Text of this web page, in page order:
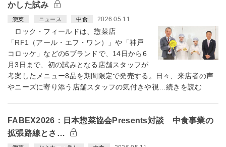
かした試み
惣菜 ニュース 中食 2026.05.11
ロック・フィールドは、惣菜店
「RF1（アール・エフ・ワン）」や「神戸
コロッケ」などの6ブランドで、14日から6
月3日まで、初の試みとなる店舗スタッフが
考案したメニュー8品を期間限定で発売する。日々、来店者の声
やニーズに寄り添う店舗スタッフの気付きや視…続きを読む
FABEX2026：日本惣菜協会Presents対談 中食事業の
拡張路線とさ…